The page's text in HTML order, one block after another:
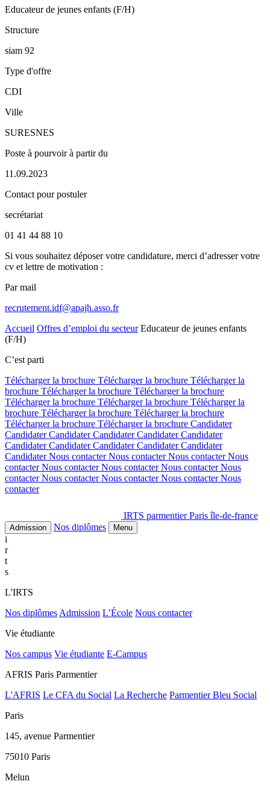
Educateur de jeunes enfants (F/H)
Structure
siam 92
Type d'offre
CDI
Ville
SURESNES
Poste à pourvoir à partir du
11.09.2023
Contact pour postuler
secrétariat
01 41 44 88 10
Si vous souhaitez déposer votre candidature, merci d’adresser votre
cv et lettre de motivation :
Par mail
recrutement.idf@apajh.asso.fr
Accueil Offres d’emploi du secteur Educateur de jeunes enfants
(F/H)
C’est parti
Télécharger la brochure Télécharger la brochure Télécharger la
brochure Télécharger la brochure Télécharger la brochure
Télécharger la brochure Télécharger la brochure Télécharger la
brochure Télécharger la brochure Télécharger la brochure
Télécharger la brochure Télécharger la brochure Candidater
CandidaterCandidaterCandidaterCandidaterCandidater
CandidaterCandidaterCandidaterCandidaterCandidater
CandidaterNous contacterNous contacterNous contacterNous
contacterNous contacterNous contacterNous contacterNous
contacterNous contacterNous contacterNous contacterNous
contacter
IRTS parmentier Paris île-de-france
Admission Nos diplômes Menu
i
r
t
s
L'IRTS
Nos diplômes Admission L’École Nous contacter
Vie étudiante
Nos campus Vie étudiante E-Campus
AFRIS Paris Parmentier
L'AFRIS Le CFA du Social La Recherche Parmentier Bleu Social
Paris
145, avenue Parmentier
75010 Paris
Melun